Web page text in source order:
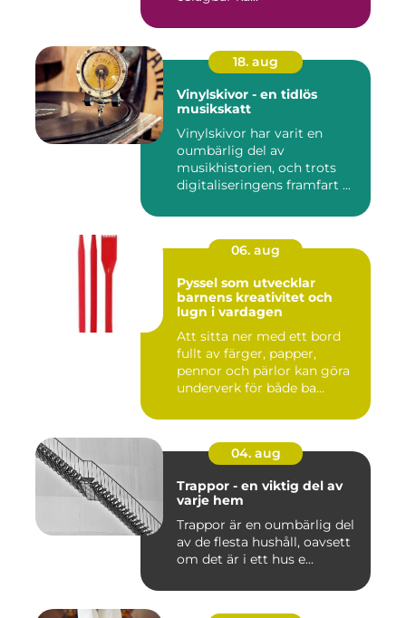
18. aug
Vinylskivor - en tidlös
musikskatt
Vinylskivor har varit en
oumbärlig del av
musikhistorien, och trots
digitaliseringens framfart ...
06. aug
Pyssel som utvecklar
barnens kreativitet och
lugn i vardagen
Att sitta ner med ett bord
fullt av färger, papper,
pennor och pärlor kan göra
underverk för både ba...
04. aug
Trappor - en viktig del av
varje hem
Trappor är en oumbärlig del
av de flesta hushåll, oavsett
om det är i ett hus e...